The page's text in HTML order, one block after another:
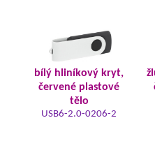
bílý hliníkový kryt,
červené plastové
tělo
USB6-2.0-0206-2